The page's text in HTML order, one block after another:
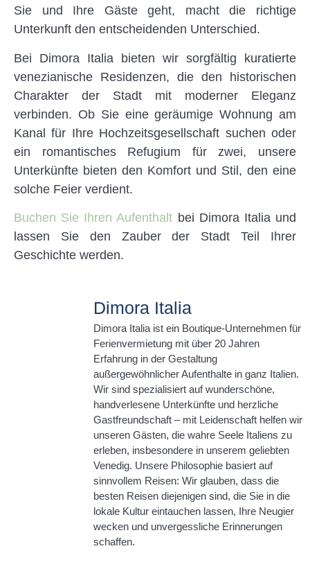
Sie und Ihre Gäste geht, macht die richtige
Unterkunft den entscheidenden Unterschied.
Bei Dimora Italia bieten wir sorgfältig kuratierte
venezianische Residenzen, die den historischen
Charakter der Stadt mit moderner Eleganz
verbinden. Ob Sie eine geräumige Wohnung am
Kanal für Ihre Hochzeitsgesellschaft suchen oder
ein romantisches Refugium für zwei, unsere
Unterkünfte bieten den Komfort und Stil, den eine
solche Feier verdient.
Buchen Sie Ihren Aufenthalt bei Dimora Italia und
lassen Sie den Zauber der Stadt Teil Ihrer
Geschichte werden.
Dimora Italia
Dimora Italia ist ein Boutique-Unternehmen für
Ferienvermietung mit über 20 Jahren
Erfahrung in der Gestaltung
außergewöhnlicher Aufenthalte in ganz Italien.
Wir sind spezialisiert auf wunderschöne,
handverlesene Unterkünfte und herzliche
Gastfreundschaft – mit Leidenschaft helfen wir
unseren Gästen, die wahre Seele Italiens zu
erleben, insbesondere in unserem geliebten
Venedig. Unsere Philosophie basiert auf
sinnvollem Reisen: Wir glauben, dass die
besten Reisen diejenigen sind, die Sie in die
lokale Kultur eintauchen lassen, Ihre Neugier
wecken und unvergessliche Erinnerungen
schaffen.